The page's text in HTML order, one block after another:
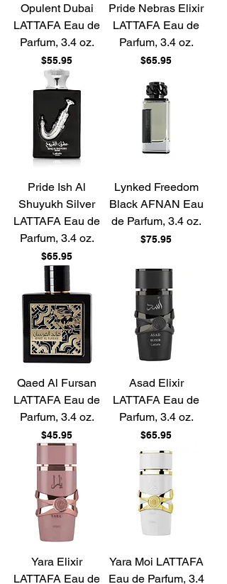
Opulent Dubai
LATTAFA Eau de
Parfum, 3.4 oz.
Price
$55.95
Pride Nebras Elixir
LATTAFA Eau de
Parfum, 3.4 oz.
Price
$65.95
Pride Ish Al
Shuyukh Silver
LATTAFA Eau de
Parfum, 3.4 oz.
Price
$65.95
Lynked Freedom
Black AFNAN Eau
de Parfum, 3.4 oz.
Price
$75.95
Qaed Al Fursan
LATTAFA Eau de
Parfum, 3.4 oz.
Price
$45.95
Asad Elixir
LATTAFA Eau de
Parfum, 3.4 oz.
Price
$65.95
Yara Elixir
LATTAFA Eau de
Yara Moi LATTAFA
Eau de Parfum, 3.4